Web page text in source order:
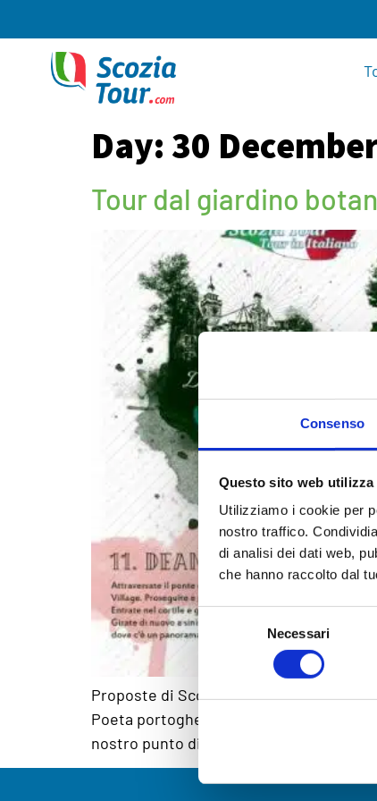
Consenso
Questo sito web
Utilizziamo i cookie per
nostro traffico.
di analisi dei dati web,
che hanno raccolto dal
Selezione
del
Necessari
Day: 30
Tour dal giardino
Proposte di Scoziatour “I viaggi sono i
Poeta portoghese. Ogni viaggiatore
nostro punto di vista, uno dei più